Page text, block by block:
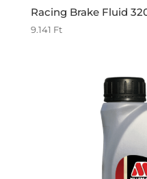
Racing Brake Fluid
9.141 Ft